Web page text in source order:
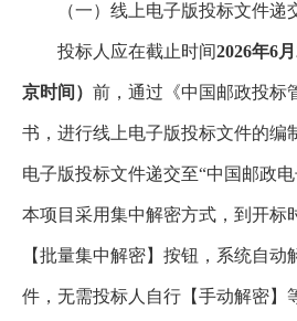
（一）线上电子版投标文件递
投标人应在截止时间2026年6
京时间） 前，通过《中国邮政投标
书，进行线上电子版投标文件的编
电子版投标文件递交至“中国邮政电
本项目采用集中解密方式，到开标
【批量集中解密】按钮，系统自动
件，无需投标人自行【手动解密】